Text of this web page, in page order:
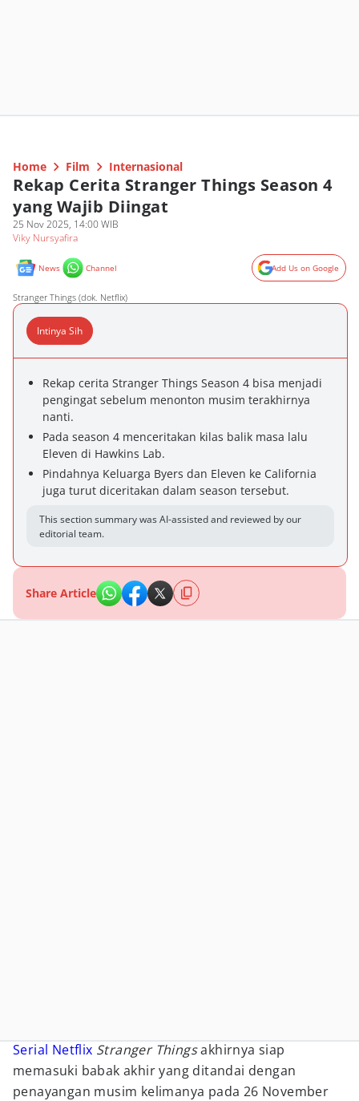
Home Film Internasional
Rekap Cerita Stranger Things Season 4
yang Wajib Diingat
25 Nov 2025, 14:00 WIB
Viky Nursyafira
News Channel Add Us on Google
Stranger Things (dok. Netflix)
Intinya Sih
Rekap cerita Stranger Things Season 4 bisa menjadi
pengingat sebelum menonton musim terakhirnya
nanti.
Pada season 4 menceritakan kilas balik masa lalu
Eleven di Hawkins Lab.
Pindahnya Keluarga Byers dan Eleven ke California
juga turut diceritakan dalam season tersebut.
This section summary was AI-assisted and reviewed by our
editorial team.
Share Article
Serial Netflix Stranger Thingsakhirnya siap
memasuki babak akhir yang ditandai dengan
penayangan musim kelimanya pada 26 November